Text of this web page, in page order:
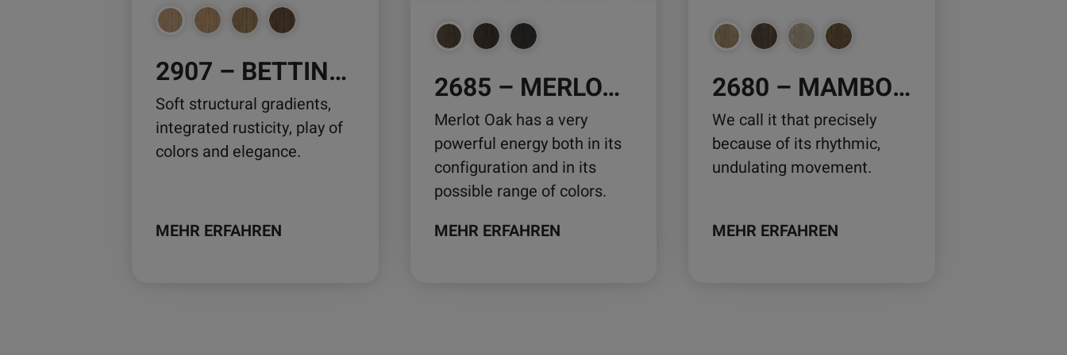
2907 – BETTINUS OAK
Soft structural gradients,
integrated rusticity, play of
colors and elegance.
MEHR ERFAHREN
können
Produktseite
gewählt
werden
2685 – MERLOT OAK
Merlot Oak has a very
powerful energy both in its
configuration and in its
possible range of colors.
MEHR ERFAHREN
Produktseite
gewählt
werden
2680 – MAMBO ELM
We call it that precisely
because of its rhythmic,
undulating movement.
MEHR ERFAHREN
Produktseite
gewählt
werden